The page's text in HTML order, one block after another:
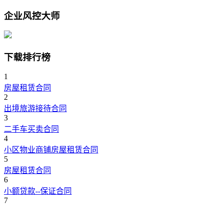
企业风控大师
下载排行榜
1
房屋租赁合同
2
出境旅游接待合同
3
二手车买卖合同
4
小区物业商铺房屋租赁合同
5
房屋租赁合同
6
小额贷款--保证合同
7